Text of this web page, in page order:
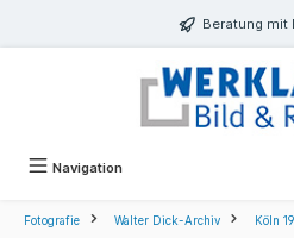
Beratung mit
Navigation
Fotografie Walter Dick-Archiv Köln